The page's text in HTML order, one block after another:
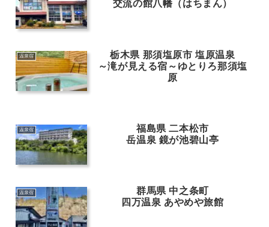
交流の館八幡（はちまん）
温泉宿
栃木県 那須塩原市 塩原温泉
～滝が見える宿～ゆとりろ那須塩
原
温泉宿
福島県 二本松市
岳温泉 鏡が池碧山亭
温泉宿
群馬県 中之条町
四万温泉 あやめや旅館